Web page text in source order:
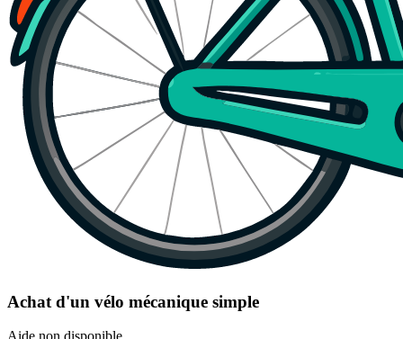
Achat d'un vélo mécanique simple